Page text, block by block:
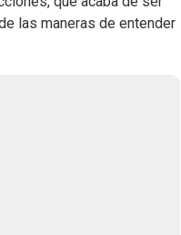
las maneras de entender